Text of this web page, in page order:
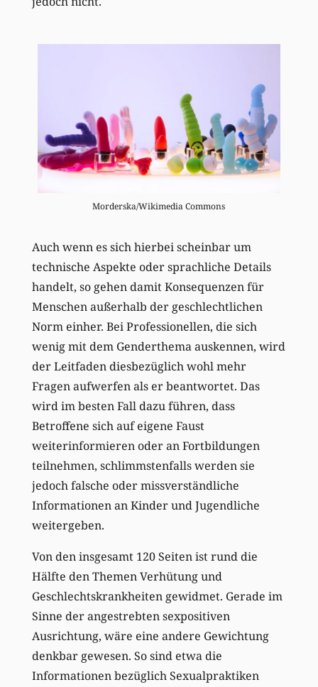
Morderska/Wikimedia Commons
Auch wenn es sich hierbei scheinbar um
technische Aspekte oder sprachliche Details
handelt, so gehen damit Konsequenzen für
Menschen außerhalb der geschlechtlichen
Norm einher. Bei Professionellen, die sich
wenig mit dem Genderthema auskennen, wird
der Leitfaden diesbezüglich wohl mehr
Fragen aufwerfen als er beantwortet. Das
wird im besten Fall dazu führen, dass
Betroffene sich auf eigene Faust
weiterinformieren oder an Fortbildungen
teilnehmen, schlimmstenfalls werden sie
jedoch falsche oder missverständliche
Informationen an Kinder und Jugendliche
weitergeben.
Von den insgesamt 120 Seiten ist rund die
Hälfte den Themen Verhütung und
Geschlechtskrankheiten gewidmet. Gerade im
Sinne der angestrebten sexpositiven
Ausrichtung, wäre eine andere Gewichtung
denkbar gewesen. So sind etwa die
Informationen bezüglich Sexualpraktiken